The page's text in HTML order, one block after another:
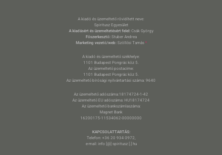
A kiadó és üzemeltető rövidített neve:
Spiritusz Egyesület
A kiadásért és üzemeltetésért felel:Csák György
Főszerkesztő:Stuber Andrea
Marketing vezető/web:Szöllősi Tamás *
A kiadó és üzemeltető székhelye:
1101 Budapest Pongrác köz 5.
Az üzemeltető postacíme:
1101 Budapest Pongrác köz 5.
Az üzemeltető bírósági nyilvántartási száma: 9640
Az üzemeltető adószáma:18174724-1-42
Az üzemeltető EU adószáma: HU18174724
Az üzemeltető bankszámlaszáma:
Magnet Bank
16200175-11534062-00000000
KAPCSOLATTARTÁS:
Telefon: +36 20 934 0972,
e-mail: info [@] spiritusz [.] hu